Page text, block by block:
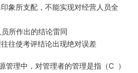
象所支配，不能实现对经营人员全
所作出的结论雷同
往使考评结论出现绝对误差
管理中，对管理者的管理是指（C ）